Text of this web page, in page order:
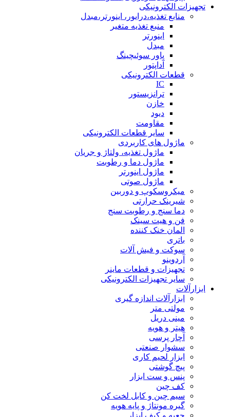
تجهیزات الکترونیکی
منابع تغذیه،درایور، اینورتر،مبدل
منبع تغذیه متغیر
اینورتر
مبدل
پاور سوئیچینگ
آداپتور
قطعات الکترونیکی
IC
ترانزیستور
خازن
دیود
مقاومت
سایر قطعات الکترونیکی
ماژول های کاربردی
ماژول تغذیه، ولتاژ و جریان
ماژول دما و رطوبت
ماژول اینورتر
ماژول صوتی
میکروسکوپ و دوربین
شیرینک حرارتی
دما سنج و رطوبت سنج
فن و هیت سینک
المان خنک کننده
باتری
سوکت و فیش آلات
آردوینو
تجهیزات و قطعات ماینر
سایر تجهیزات الکترونیکی
ابزارآلات
ابزارآلات اندازه گیری
مولتی متر
مینی دریل
هیتر و هویه
آچار پرسی
سشوار صنعتی
ابزار لحیم کاری
پیچ گوشتی
پنس و ست ابزار
کف چین
سیم چین و کابل لخت کن
گیره مونتاژ و پایه هویه
جعبه و کیف ابزار